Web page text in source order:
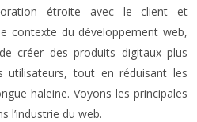
étroite avec le client et
contexte du développement web,
créer des produits digitaux plus
utilisateurs, tout en réduisant les
haleine. Voyons les principales
l’industrie du web.